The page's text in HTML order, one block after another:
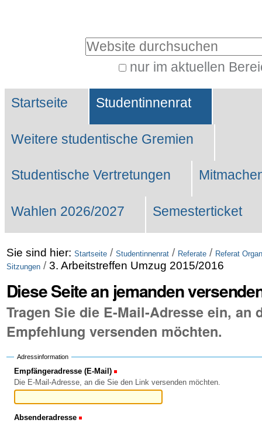
Website durchsuchen
nur im aktuellen
Suche…
Sektionen
Startseite Studentinnenrat
Weitere studentische Gremien
Studentische Vertretungen
Wahlen 2026/2027 Semesterticket
Sie sind hier: Startseite / Studentinnenrat / Referate / Referat
Sitzungen / 3. Arbeitstreffen Umzug 2015/2016
Diese Seite an jemanden
Tragen Sie die E-Mail-Adresse ein, an
Empfehlung versenden möchten.
Adressinformation
Empfängeradresse (E-Mail)
Die E-Mail-Adresse, an die Sie den Link versenden möchten.
Absenderadresse